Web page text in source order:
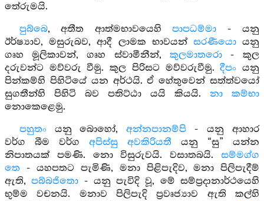
තේරුමයි.
පුබ්බෙ, අතීත ආත්මභාවයෙහිපාපධම්මා - යනු
ඊර්ෂ්‍යාව, මසුරුබව, ආදී ලාමක භාවයන් සරණීයොයනු
ගෘහ මූලිකාවන්, ගෘහ ස්වාමීනීන්, කුලමාතරො- කුල
දරුවන්ට මව්වරු වීමු. කුල පිරිසට මව්වරුවීමු.දීපං යනු
පින්කම්හි පිහිටියේ යන අර්ථයි. ඒ හේතුවෙන් සත්ත්වයෝ
සුගතීන්හි පිහිටි බව පතිට්ඨා යයි කියයි. නා කම්භා
නොකෙළෙමු.
පහුතංයනු බොහෝ,අන්නපානම්පි - යනු ආහාර
වර්ග බීම වර්ග අපිස්සු අවකිරියතී යනු “සු” යන්න
නිපාතයක් පමණි. නො විසුරුවයි. වසාතබයි. සම්මග්ග
තෙ - යහපතට පැමිණි, මනා පිළිපැදිව, මනා පිලිපැදීම්
ඇති,පබ්බජිතො - යනු පැවිදි වූ, මේ සම්ප්‍රදානාර්ථයෙහි
භුම්ම වචනයි. මනාව පිලිපැදි ප්‍රවෘජ්‍යාව ඇති කල්හි